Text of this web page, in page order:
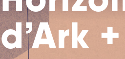
d’Ark